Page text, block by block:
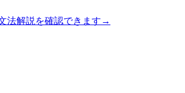
法解説を確認できます →